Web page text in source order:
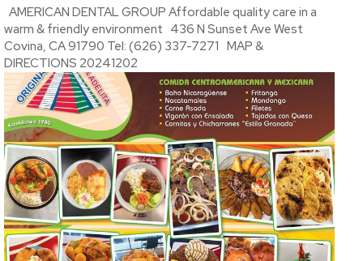
AMERICAN DENTAL GROUP Affordable quality care in a
warm & friendly environment 436 N Sunset Ave West
Covina, CA 91790 Tel: (626) 337-7271 MAP &
DIRECTIONS 20241202